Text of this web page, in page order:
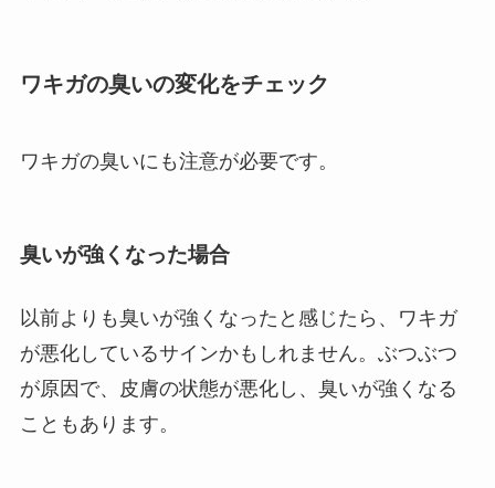
ワキガの臭いの変化をチェック
ワキガの臭いにも注意が必要です。
臭いが強くなった場合
以前よりも臭いが強くなったと感じたら、ワキガ
が悪化しているサインかもしれません。ぶつぶつ
が原因で、皮膚の状態が悪化し、臭いが強くなる
こともあります。